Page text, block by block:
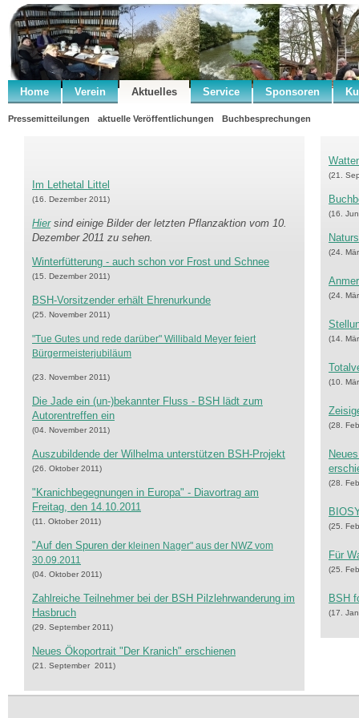
Home Verein Aktuelles Service Sponsoren
Pressemitteilungen aktuelle Veröffentlichungen Buchbesprechungen
Im Lethetal Littel
(16. Dezember 2011)
Hiersind einige Bilder der letzten Pflanzaktion vom 10.
Dezember 2011 zu sehen.
Winterfütterung - auch schon vor Frost und Schnee
(15. Dezember 2011)
BSH-Vorsitzender erhält Ehrenurkunde
(25. November 2011)
"Tue Gutes und rede darüber" Willibald Meyer feiert
Bürgermeisterjubiläum
(23. November 2011)
Die Jade ein (un-)bekannter Fluss - BSH lädt zum
Autorentreffen ein
(04. November 2011)
Auszubildende der Wilhelma unterstützen BSH-Projekt
(26. Oktober 2011)
"Kranichbegegnungen in Europa" - Diavortrag am
Freitag, den 14.10.2011
(11. Oktober 2011)
"Auf den Spuren der kleinen Nager" aus der NWZ vom
30.09.2011
(04. Oktober 2011)
Zahlreiche Teilnehmer bei der BSH Pilzlehrwanderung im
Hasbruch
(29. September 2011)
Neues Ökoportrait "Der Kranich" erschienen
(21. September 2011)
(21.
(16.
(24.
(24.
(14.
(10.
(28.
(28.
(25.
Für
(25.
BSH
(17.